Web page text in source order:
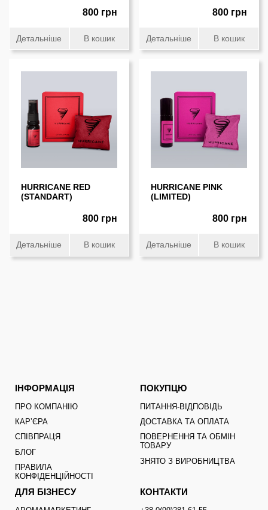
800 грн
Детальніше В кошик
800 грн
Детальніше В кошик
HURRICANE RED
(STANDART)
800 грн
Детальніше В кошик
HURRICANE PINK
(LIMITED)
800 грн
Детальніше В кошик
ІНФОРМАЦІЯ
ПРО КОМПАНІЮ
КАРʼЄРА
СПІВПРАЦЯ
БЛОГ
ПРАВИЛА
КОНФІДЕНЦІЙНОСТІ
ПОКУПЦЮ
ПИТАННЯ-ВІДПОВІДЬ
ДОСТАВКА ТА ОПЛАТА
ПОВЕРНЕННЯ ТА ОБМІН
ТОВАРУ
ЗНЯТО З ВИРОБНИЦТВА
ДЛЯ БІЗНЕСУ КОНТАКТИ